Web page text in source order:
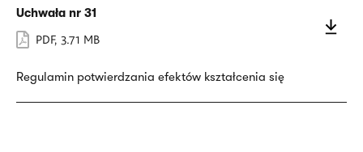
Uchwała nr 31
PDF, 3.71 MB
Regulamin potwierdzania efektów kształcenia się